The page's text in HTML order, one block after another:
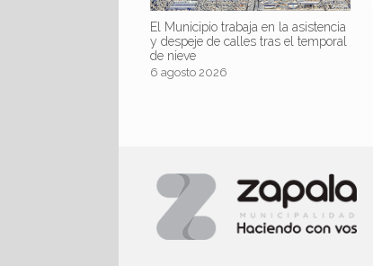
El Municipio trabaja en la asistencia
y despeje de calles tras el temporal
de nieve
6 agosto 2026